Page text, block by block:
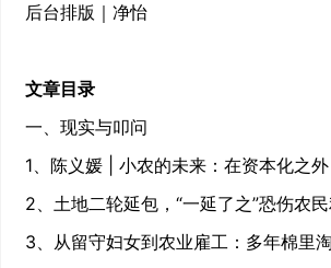
后台排版｜净怡
文章目录
一、现实与叩问
1、陈义媛 | 小农的未来：在资本化之外
2、土地二轮延包，“一延了之”恐伤农
3、从留守妇女到农业雇工：多年棉里